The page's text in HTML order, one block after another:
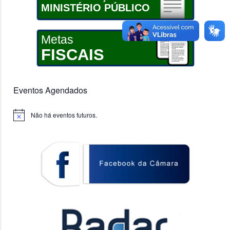
MINISTÉRIO PÚBLICO
Metas
FISCAIS
Eventos Agendados
Notice Não há eventos futuros.